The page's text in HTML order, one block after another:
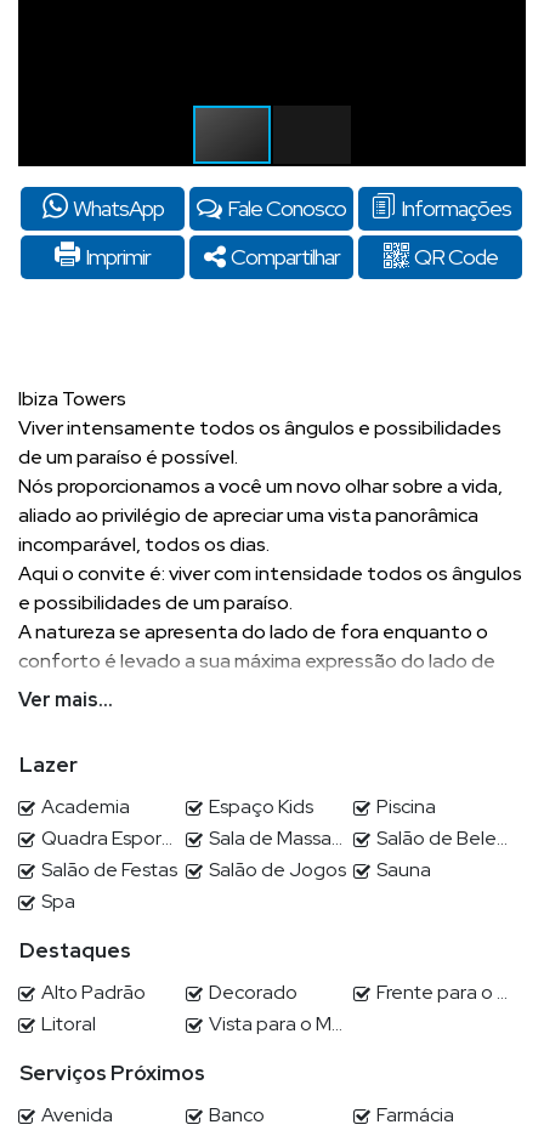
WhatsApp Fale Conosco
Informações
Imprimir
Compartilhar QR Code
Ibiza Towers
Viver intensamente todos os ângulos e possibilidades
de um paraíso é possível.
Nós proporcionamos a você um novo olhar sobre a vida,
aliado ao privilégio de apreciar uma vista panorâmica
incomparável, todos os dias.
Aqui o convite é: viver com intensidade todos os ângulos
e possibilidades de um paraíso.
A natureza se apresenta do lado de fora enquanto o
conforto é levado a sua máxima expressão do lado de
dentro. Inovação e classe andam juntas no Ibiza Towers,
Venha conhecer.
Aqui, viver no paraíso é possível!
4 suites sendo a master com hidro e closet
Sala para 4 ambientes
Área de serviço
Dependência de empregada
4 vagas
Ver mais...
Lazer
Academia Espaço Kids
Piscina
Quadra Esportiva
Sala de Massagem
Salão de Beleza
Salão de Festas
Salão de Jogos
Sauna
Spa
Destaques
Alto Padrão Decorado
Frente para o Mar
Litoral
Vista para o Mar
Serviços Próximos
Avenida Banco
Farmácia